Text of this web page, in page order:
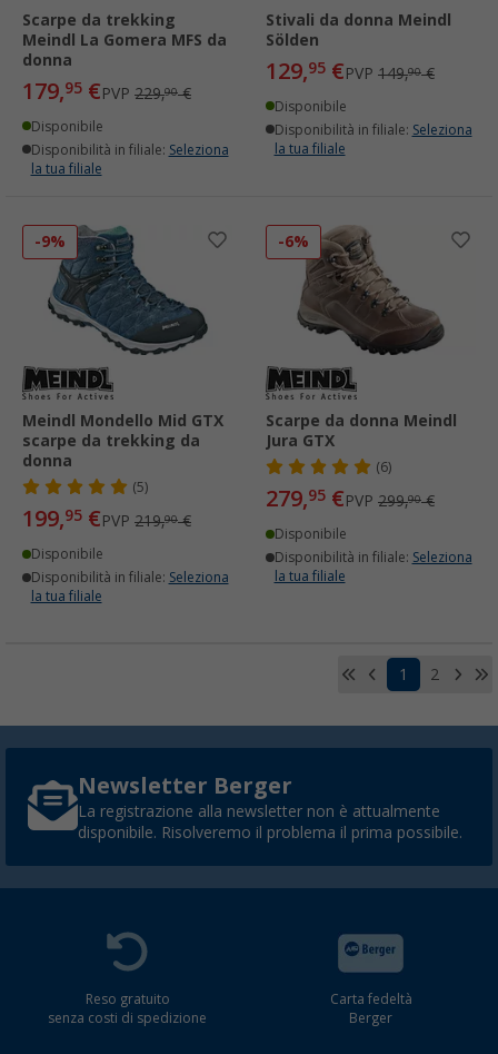
Scarpe da trekking
Meindl La Gomera MFS da
donna
179,95 €PVP 229,90€
Disponibile
Disponibilità in filiale: Seleziona
la tua filiale
Stivali da donna Meindl
Sölden
129,95 €PVP 149,90€
Disponibile
Disponibilità in filiale: Seleziona
la tua filiale
-9%
Meindl Mondello Mid GTX
scarpe da trekking da
donna
(5)
199,95 €PVP 219,90€
Disponibile
Disponibilità in filiale: Seleziona
la tua filiale
-6%
Scarpe da donna Meindl
Jura GTX
(6)
279,95 €PVP 299,90€
Disponibile
Disponibilità in filiale: Seleziona
la tua filiale
1 2
Newsletter Berger
La registrazione alla newsletter non è attualmente
disponibile. Risolveremo il problema il prima possibile.
Reso gratuito
senza costi di spedizione
Carta fedeltà
Berger